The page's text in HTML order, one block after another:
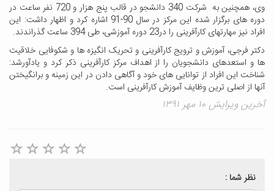
وی، همچنین به شرکت 340 دانشجو در قالب پنج هزار و 720 نفر ساعت در
دوره های برگزار شده این مرکز در سال 90-91 اشاره کرد و اظهار داشت: این
افراد نیز مهارتهای کارآفرینی را در23 دوره آموزشی، طی 394 ساعت گذراندند.
دکتر فرجی، آموزش و ترویج کارآفرینی و تحریک انگیزه ها و شکوفایی خلاقیت
ها و استعدهای دانشجویان را از اهداف مرکز کارآفرینی ذکر کرد و یادآورشد:
شناخت این افراد از توانایی های خود و آگاهی دادن در این زمینه و برانگیختن
آنها از اصلی ترین وظایف آموزش کارآفرینی است.
آخرین ویرایش ۱۰ مهر ۱۳۹۱
نظر شما :